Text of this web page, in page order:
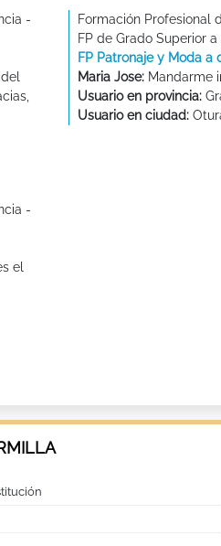
-
Formación Profesional
FP de Grado Superior
FP Patronaje y Moda a
Maria Jose: Mandarme
Usuario en provincia:
Usuario en ciudad:
-
el